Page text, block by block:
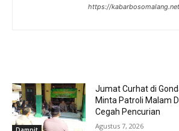
https://
Jumat Curhat di
Minta Patroli Malam
Cegah Pencurian
Agustus 7, 2026